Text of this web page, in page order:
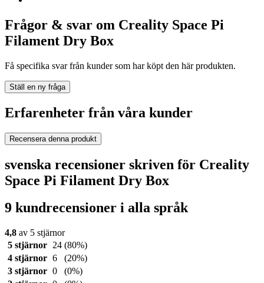
Frågor & svar om Creality Space Pi
Filament Dry Box
Få specifika svar från kunder som har köpt den här produkten.
Ställ en ny fråga
Erfarenheter från våra kunder
Recensera denna produkt
svenska recensioner skriven för Creality
Space Pi Filament Dry Box
9 kundrecensioner i alla språk
4,8 av 5 stjärnor
5 stjärnor
24 (80%)
4 stjärnor 6
(20%)
3 stjärnor 0
(0%)